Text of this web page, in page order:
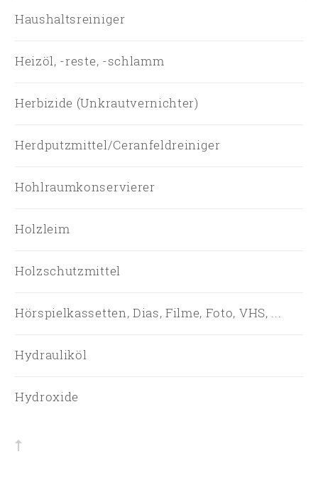
Haushaltsreiniger
Heizöl, -reste, -schlamm
Herbizide (Unkrautvernichter)
Herdputzmittel/Ceranfeldreiniger
Hohlraumkonservierer
Holzleim
Holzschutzmittel
Hörspielkassetten, Dias, Filme, Foto, VHS, ...
Hydrauliköl
Hydroxide